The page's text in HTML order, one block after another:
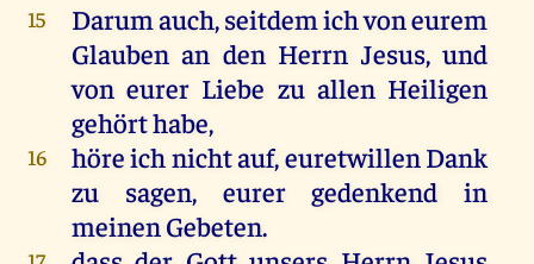
15
Darum auch, seitdem ich von eurem
Glauben an den Herrn Jesus, und
von eurer Liebe zu allen Heiligen
gehört habe,
16
höre ich nicht auf, euretwillen Dank
zu sagen, eurer gedenkend in
meinen Gebeten.